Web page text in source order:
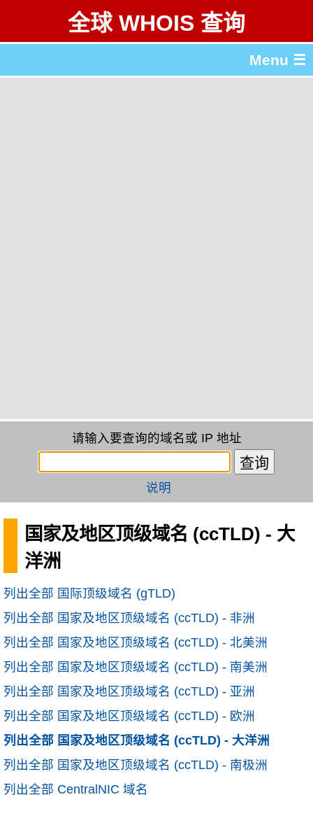
全球 WHOIS 查询
Menu ☰
请输入要查询的域名或 IP 地址
说明
国家及地区顶级域名 (ccTLD) - 大
洋洲
列出全部 国际顶级域名 (gTLD)
列出全部 国家及地区顶级域名 (ccTLD) - 非洲
列出全部 国家及地区顶级域名 (ccTLD) - 北美洲
列出全部 国家及地区顶级域名 (ccTLD) - 南美洲
列出全部 国家及地区顶级域名 (ccTLD) - 亚洲
列出全部 国家及地区顶级域名 (ccTLD) - 欧洲
列出全部 国家及地区顶级域名 (ccTLD) - 大洋洲
列出全部 国家及地区顶级域名 (ccTLD) - 南极洲
列出全部 CentralNIC 域名